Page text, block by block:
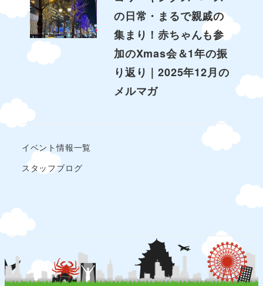
の日常・まるで親戚の
集まり！赤ちゃんも参
加のXmas会＆1年の振
り返り｜2025年12月の
メルマガ
イベント情報一覧
スタッフブログ